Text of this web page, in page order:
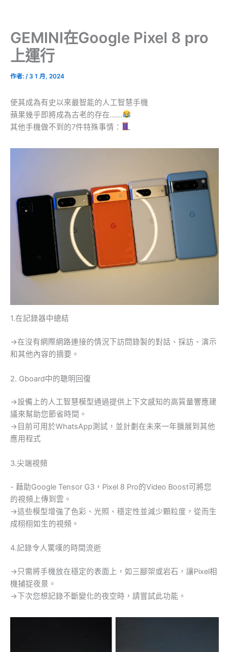
GEMINI在Google Pixel 8 pro
上運行
作者: /3 1 月, 2024
使其成為有史以來最智能的人工智慧手機
蘋果幾乎即將成為古老的存在……
其他手機做不到的7件特殊事情：
1.在記錄器中總結
→在沒有網際網路連接的情況下訪問錄製的對話、採訪、演示
和其他內容的摘要。
2. Gboard中的聰明回復
→設備上的人工智慧模型通過提供上下文感知的高質量響應建
議來幫助您節省時間。
→目前可用於WhatsApp測試，並計劃在未來一年擴展到其他
應用程式
3.尖端視頻
- 藉助Google Tensor G3，Pixel 8 Pro的Video Boost可將您
的視頻上傳到雲。
→這些模型增強了色彩、光照、穩定性並減少顆粒度，從而生
成栩栩如生的視頻。
4.記錄令人驚嘆的時間流逝
→只需將手機放在穩定的表面上，如三腳架或岩石，讓Pixel相
機捕捉夜景。
→下次您想記錄不斷變化的夜空時，請嘗試此功能。